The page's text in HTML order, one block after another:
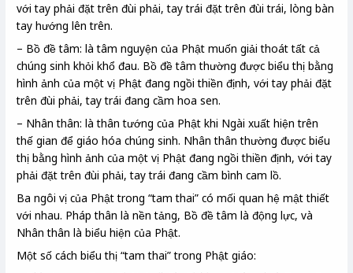
với tay phải đặt trên đùi phải, tay trái đặt trên đùi trái, lòng bàn
tay hướng lên trên.
– Bồ đề tâm: là tâm nguyện của Phật muốn giải thoát tất cả
chúng sinh khỏi khổ đau. Bồ đề tâm thường được biểu thị bằng
hình ảnh của một vị Phật đang ngồi thiền định, với tay phải đặt
trên đùi phải, tay trái đang cầm hoa sen.
– Nhân thân: là thân tướng của Phật khi Ngài xuất hiện trên
thế gian để giáo hóa chúng sinh. Nhân thân thường được biểu
thị bằng hình ảnh của một vị Phật đang ngồi thiền định, với tay
phải đặt trên đùi phải, tay trái đang cầm bình cam lồ.
Ba ngôi vị của Phật trong “tam thai” có mối quan hệ mật thiết
với nhau. Pháp thân là nền tảng, Bồ đề tâm là động lực, và
Nhân thân là biểu hiện của Phật.
Một số cách biểu thị “tam thai” trong Phật giáo: